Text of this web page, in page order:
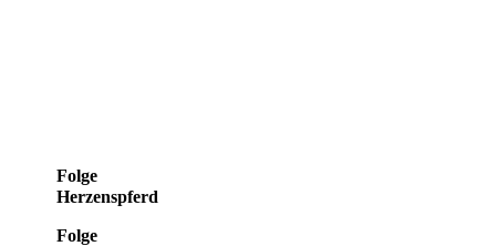
Folge
Herzenspferd
Folge